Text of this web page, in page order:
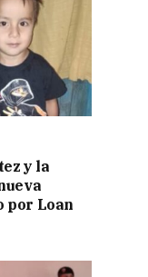
y la
por Loan